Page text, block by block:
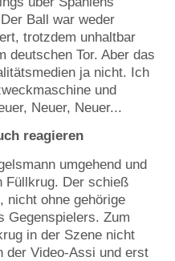
Ball war weder
trotzdem unhaltbar
deutschen Tor. Aber das
ja nicht. Ich
und
Neuer, Neuer...
reagieren
umgehend und
Füllkrug. Der schieß
nicht ohne gehörige
Gegenspielers. Zum
in der Szene nicht
Video-Assi und erst